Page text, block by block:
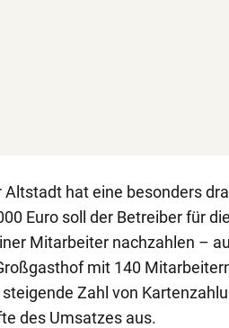
Altstadt hat eine besonders
Euro soll der Betreiber für
Mitarbeiter nachzahlen –
mit 140
Zahl von
des Umsatzes aus.